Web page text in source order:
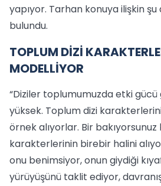
yapıyor. Tarhan konuya ilişkin
bulundu.
TOPLUM DİZİ
MODELLİYOR
“Diziler toplumumuzda etki
yüksek. Toplum dizi
örnek alıyorlar. Bir
karakterlerinin birebir halini
onu benimsiyor, onun giydiği
yürüyüşünü taklit ediyor,